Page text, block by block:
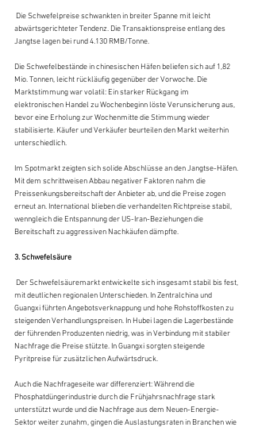
abwärtsgerichteter Tendenz. Die Transaktionspreise entlang des
Jangtse lagen bei rund 4.130 RMB/Tonne.
Die Schwefelbestände in chinesischen Häfen beliefen sich auf 1,82
Mio. Tonnen, leicht rückläufig gegenüber der Vorwoche. Die
Marktstimmung war volatil: Ein starker Rückgang im
elektronischen Handel zu Wochenbeginn löste Verunsicherung aus,
bevor eine Erholung zur Wochenmitte die Stimmung wieder
stabilisierte. Käufer und Verkäufer beurteilen den Markt weiterhin
unterschiedlich.
Im Spotmarkt zeigten sich solide Abschlüsse an den Jangtse-Häfen.
Mit dem schrittweisen Abbau negativer Faktoren nahm die
Preissenkungsbereitschaft der Anbieter ab, und die Preise zogen
erneut an. International blieben die verhandelten Richtpreise stabil,
wenngleich die Entspannung der US-Iran-Beziehungen die
Bereitschaft zu aggressiven Nachkäufen dämpfte.
3. Schwefelsäure
mit deutlichen regionalen Unterschieden. In Zentralchina und
Guangxi führten Angebotsverknappung und hohe Rohstoffkosten zu
steigenden Verhandlungspreisen. In Hubei lagen die Lagerbestände
der führenden Produzenten niedrig, was in Verbindung mit stabiler
Nachfrage die Preise stützte. In Guangxi sorgten steigende
Pyritpreise für zusätzlichen Aufwärtsdruck.
Auch die Nachfrageseite war differenziert: Während die
Phosphatdüngerindustrie durch die Frühjahrsnachfrage stark
unterstützt wurde und die Nachfrage aus dem Neuen-Energie-
Sektor weiter zunahm, gingen die Auslastungsraten in Branchen wie